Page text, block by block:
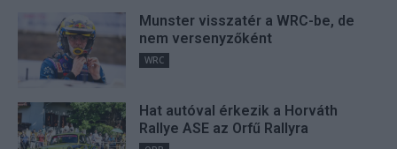
Munster visszatér a WRC-be, de
nem versenyzőként
WRC
Hat autóval érkezik a Horváth
Rallye ASE az Orfű Rallyra